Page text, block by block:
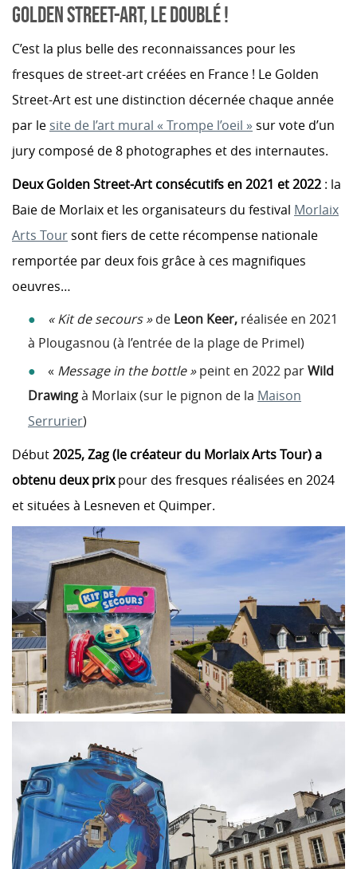
GOLDEN STREET-ART, LE DOUBLÉ !
C’est la plus belle des reconnaissances pour les
fresques de street-art créées en France ! Le Golden
Street-Art est une distinction décernée chaque année
par le site de l’art mural « Trompe l’oeil »sur vote d’un
jury composé de 8 photographes et des internautes.
Deux Golden Street-Art consécutifs en 2021 et 2022 : la
Baie de Morlaix et les organisateurs du festival Morlaix
Arts Toursont fiers de cette récompense nationale
remportée par deux fois grâce à ces magnifiques
oeuvres…
« Kit de secours »de Leon Keer, réalisée en 2021
à Plougasnou (à l’entrée de la plage de Primel)
« Message in the bottle »peint en 2022 parWild
Drawingà Morlaix (sur le pignon de la Maison
Serrurier)
Début2025, Zag (le créateur du Morlaix Arts Tour) a
obtenu deux prixpour des fresques réalisées en 2024
et situées à Lesneven et Quimper.